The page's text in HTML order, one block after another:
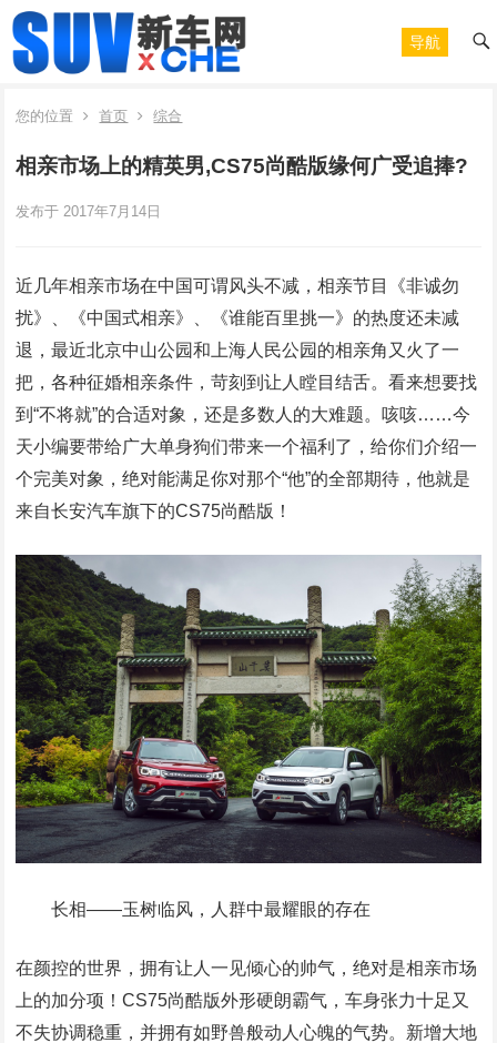
导航
您的位置 首页 综合
相亲市场上的精英男,CS75尚酷版缘何广受追捧?
发布于 2017年7月14日
近几年相亲市场在中国可谓风头不减，相亲节目《非诚勿
扰》、《中国式相亲》、《谁能百里挑一》的热度还未减
退，最近北京中山公园和上海人民公园的相亲角又火了一
把，各种征婚相亲条件，苛刻到让人瞠目结舌。看来想要找
到“不将就”的合适对象，还是多数人的大难题。咳咳……今
天小编要带给广大单身狗们带来一个福利了，给你们介绍一
个完美对象，绝对能满足你对那个“他”的全部期待，他就是
来自长安汽车旗下的CS75尚酷版！
长相——玉树临风，人群中最耀眼的存在
在颜控的世界，拥有让人一见倾心的帅气，绝对是相亲市场
上的加分项！CS75尚酷版外形硬朗霸气，车身张力十足又
不失协调稳重，并拥有如野兽般动人心魄的气势。新增大地